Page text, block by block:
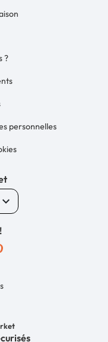
?
personnelles
keyboard_arrow_down